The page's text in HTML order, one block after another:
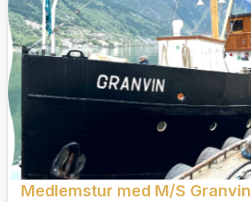
Medlemstur med M/S Granvin